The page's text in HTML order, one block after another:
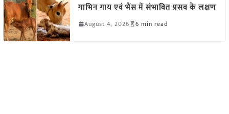
गाभिन गाय एवं भैंस में संभावित प्रसव के लक्षण
August 4, 2026 6 min read